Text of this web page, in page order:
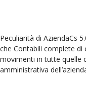
Peculiarità di AziendaCs
che Contabili complete
movimenti in tutte quelle
amministrativa